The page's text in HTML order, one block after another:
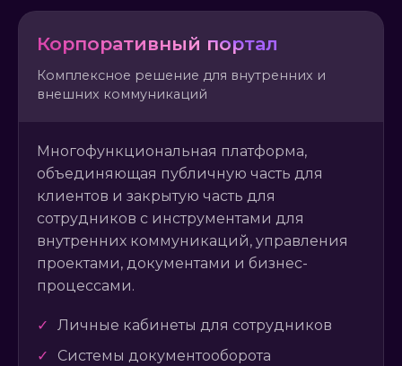
Корпоративный портал
Комплексное решение для внутренних и
внешних коммуникаций
Многофункциональная платформа,
объединяющая публичную часть для
клиентов и закрытую часть для
сотрудников с инструментами для
внутренних коммуникаций, управления
проектами, документами и бизнес-
процессами.
✓
Личные кабинеты для сотрудников
✓
Системы документооборота